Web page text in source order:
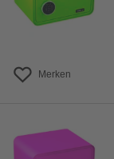
Merken